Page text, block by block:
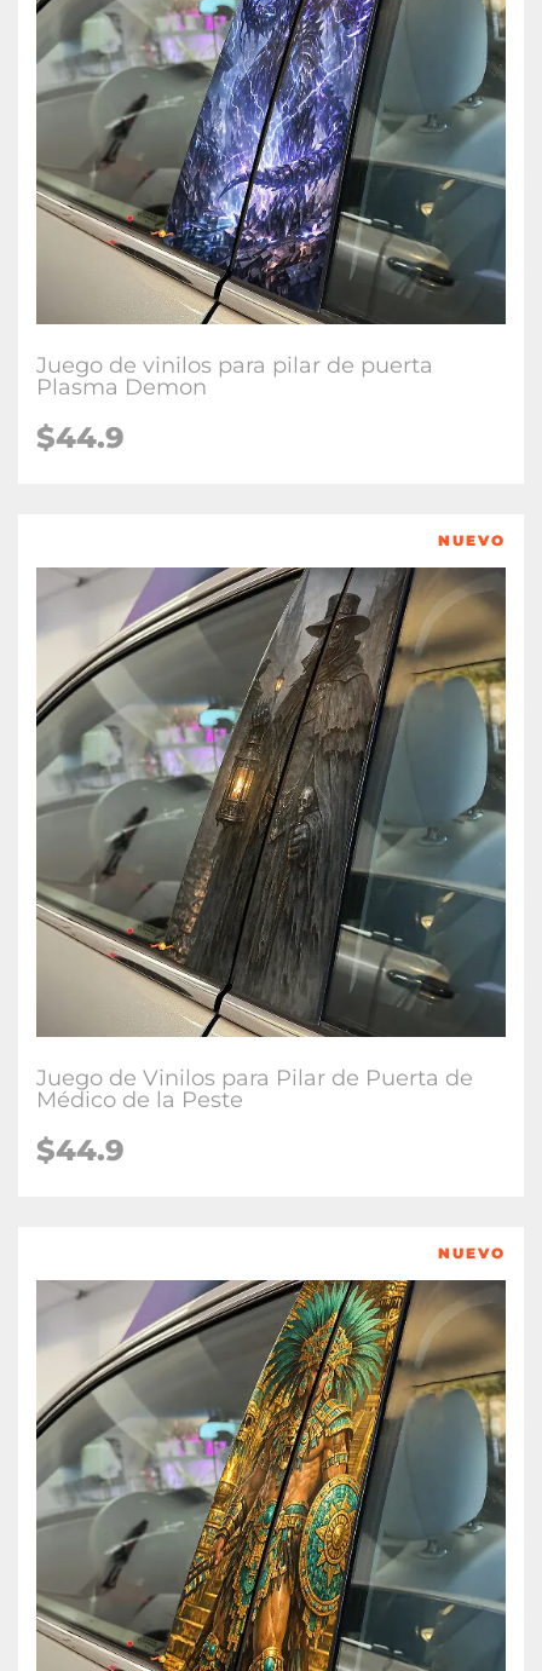
Juego de vinilos para pilar de puerta
Plasma Demon
$44.9
NUEVO
Juego de Vinilos para Pilar de Puerta de
Médico de la Peste
$44.9
NUEVO